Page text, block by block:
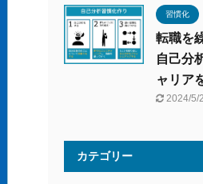
習慣化
転職を
自己分
ャリア
2024/5/
カテゴリー